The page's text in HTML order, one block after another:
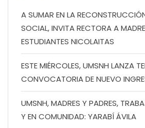
A SUMAR EN LA
SOCIAL, INVITA RECTORA A
ESTUDIANTES NICOLAITAS
ESTE MIÉRCOLES, UMSNH LANZA
CONVOCATORIA DE NUEVO
UMSNH, MADRES Y PADRES,
Y EN COMUNIDAD: YARABÍ ÁVILA